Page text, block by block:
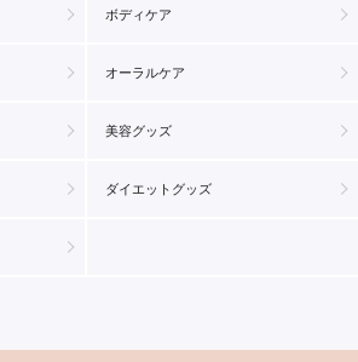
ボディケア
オーラルケア
美容グッズ
ダイエットグッズ